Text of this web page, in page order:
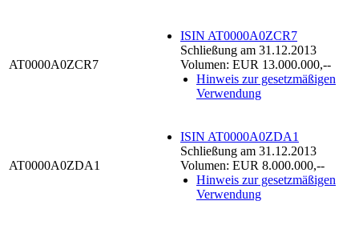
AT0000A0ZCR7
ISIN AT0000A0ZCR7
Schließung am 31.12.2013
Volumen: EUR 13.000.000,--
Hinweis zur gesetzmäßigen
Verwendung
AT0000A0ZDA1
ISIN AT0000A0ZDA1
Schließung am 31.12.2013
Volumen: EUR 8.000.000,--
Hinweis zur gesetzmäßigen
Verwendung